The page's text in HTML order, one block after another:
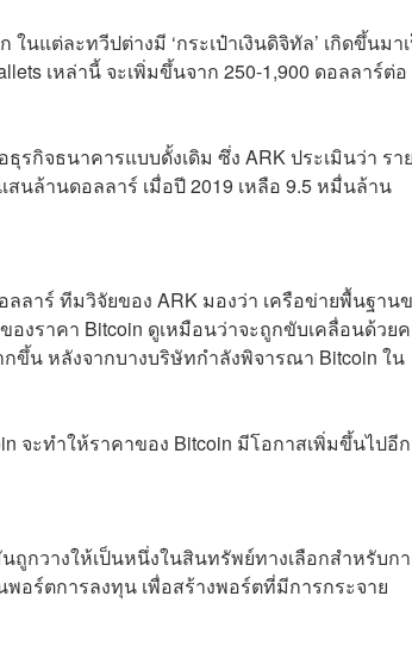
นแต่ละทวีปต่างมี ‘กระเป๋าเงินดิจิทัล’ เกิดขึ้นมา
เหล่านี้ จะเพิ่มขึ้นจาก 250-1,900 ดอลลาร์ต่อ
รกิจธนาคารแบบดั้งเดิม ซึ่ง ARK ประเมินว่า รา
นล้านดอลลาร์ เมื่อปี 2019 เหลือ 9.5 หมื่นล้าน
ลาร์ ทีมวิจัยของ ARK มองว่า เครือข่ายพื้นฐาน
องราคา Bitcoin ดูเหมือนว่าจะถูกขับเคลื่อนด้วย
กขึ้น หลังจากบางบริษัทกำลังพิจารณา Bitcoin ใน
จะทำให้ราคาของ Bitcoin มีโอกาสเพิ่มขึ้นไปอีก
ถูกวางให้เป็นหนึ่งในสินทรัพย์ทางเลือกสำหรับก
อร์ตการลงทุน เพื่อสร้างพอร์ตที่มีการกระจาย